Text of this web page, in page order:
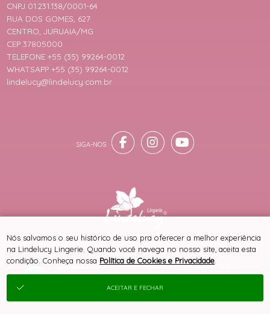
SITE 100% SEGURO PLATAFORMA B2B
CNPJ 01.231.138/0001-64
RUA DOS GOMES, 627
CENTRO, JURUAIA/MG
CEP 37805000
TELEFONE +55 (35) 99264-0012
WHATSAPP +55 (35) 99264-0012
lindelucy@lindelucy.com.br
® TODOS DIREITOS RESERVADOS
Nós salvamos o seu histórico de uso pra oferecer a melhor experiência
na Lindelucy Lingerie. Quando você navega no nosso site, aceita esta
condição. Conheça nossa Política de Cookies e Privacidade
ACEITAR E FECHAR